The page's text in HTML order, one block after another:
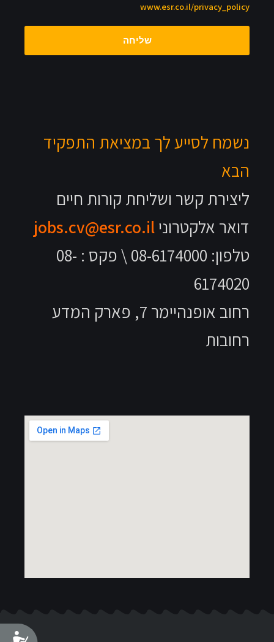
www.esr.co.il/privacy_policy
שליחה
נשמח לסייע לך במציאת התפקיד
הבא
ליצירת קשר ושליחת קורות חיים
דואר אלקטרוניjobs.cv@esr.co.il
טלפון: 08-6174000 \ פקס : 08-
6174020
רחוב אופנהיימר 7, פארק המדע
רחובות